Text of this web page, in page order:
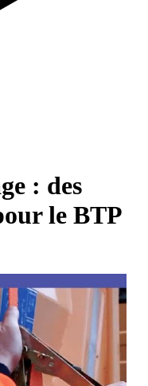
: des
le BTP